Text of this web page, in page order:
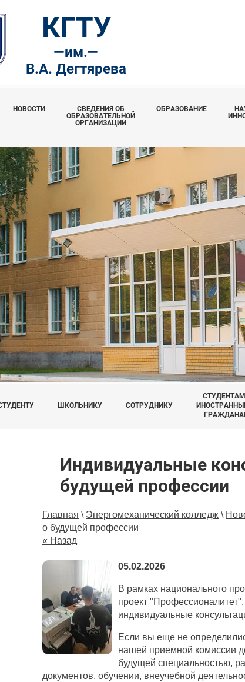
КГТУ
—им.—
В.А. Дегтярева
НОВОСТИ
СВЕДЕНИЯ ОБ
ОБРАЗОВАТЕЛЬНОЙ
ОРГАНИЗАЦИИ
ОБРАЗОВАНИЕ
ШКОЛЬНИКУ СОТРУДНИКУ
Индивидуальные
будущей профессии
Главная \ Энергомеханический колледж \
о будущей профессии
« Назад
05.02.2026
В рамках национального
проект
индивидуальные
Если вы еще не
нашей приемной комиссии
будущей специальностью,
документов, обучении, внеучебной